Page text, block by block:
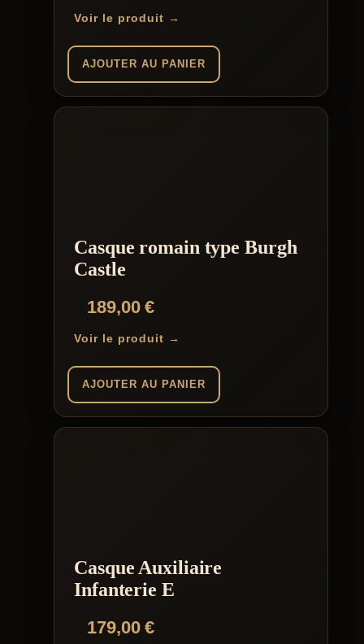
Voir le produit →
AJOUTER AU PANIER
Casque romain type Burgh
Castle
189,00€
Voir le produit →
AJOUTER AU PANIER
Casque Auxiliaire
Infanterie E
179,00€